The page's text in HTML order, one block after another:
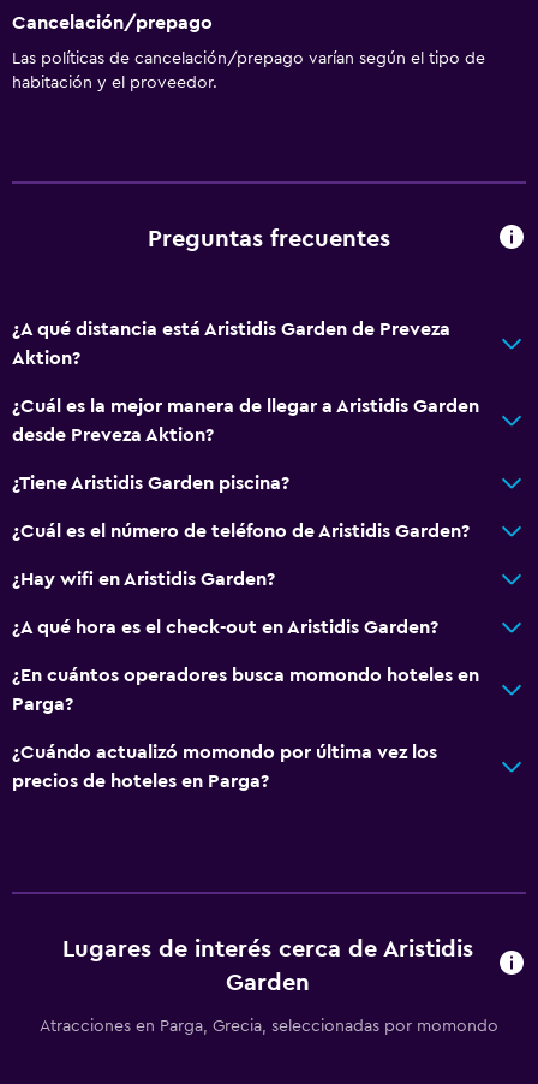
Cancelación/prepago
Las políticas de cancelación/prepago varían según el tipo de
habitación y el proveedor.
Preguntas frecuentes
¿A qué distancia está Aristidis Garden de Preveza
Aktion?
¿Cuál es la mejor manera de llegar a Aristidis Garden
desde Preveza Aktion?
¿Tiene Aristidis Garden piscina?
¿Cuál es el número de teléfono de Aristidis Garden?
¿Hay wifi en Aristidis Garden?
¿A qué hora es el check-out en Aristidis Garden?
¿En cuántos operadores busca momondo hoteles en
Parga?
¿Cuándo actualizó momondo por última vez los
precios de hoteles en Parga?
Lugares de interés cerca de Aristidis
Garden
Atracciones en Parga, Grecia, seleccionadas por momondo